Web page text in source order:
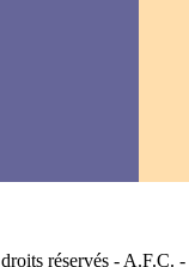
réservés - A.F.C. -